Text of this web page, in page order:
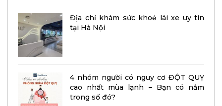
Địa chỉ khám sức khoẻ lái xe uy tín
tại Hà Nội
4 nhóm người có nguy cơ ĐỘT QUỴ
cao nhất mùa lạnh – Bạn có nằm
trong số đó?